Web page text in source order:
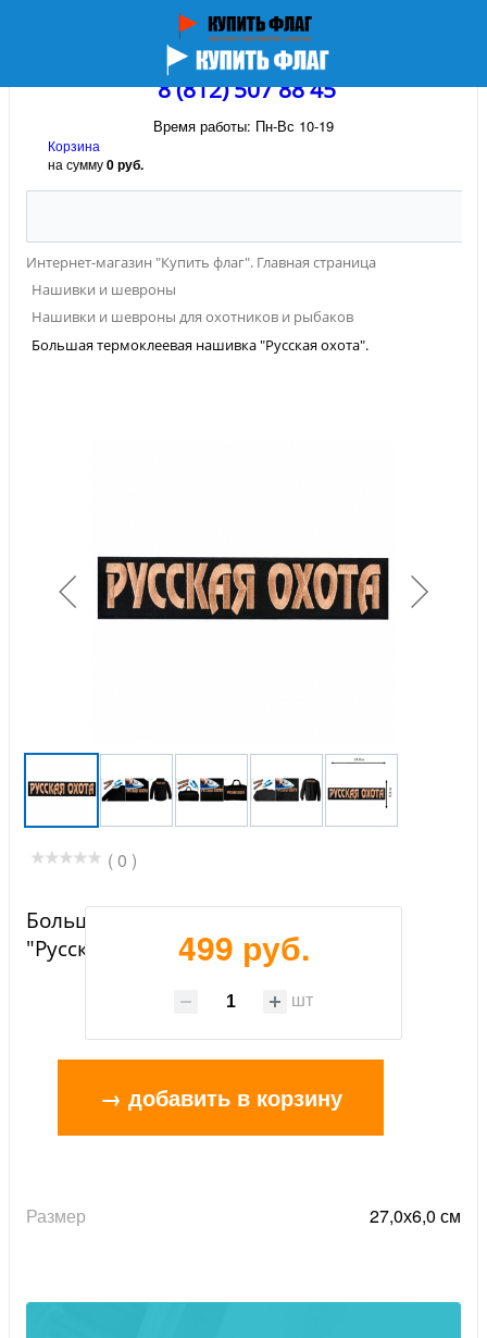
8 (812) 507 88 45
Время работы: Пн-Вс 10-19
Корзина
на сумму0 руб.
Интернет-магазин "Купить флаг". Главная страница
Нашивки и шевроны
Нашивки и шевроны для охотников и рыбаков
Большая термоклеевая нашивка "Русская охота".
( 0 )
Большая термоклеевая нашивка
"Русская охота".499 руб.
шт
→ добавить в корзину
Размер 27,0х6,0 см